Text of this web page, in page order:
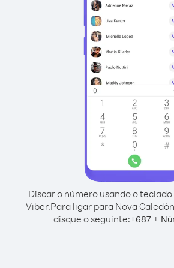
Discar o número usando o
Viber.Para ligar para Nova
disque o seguinte:+687+